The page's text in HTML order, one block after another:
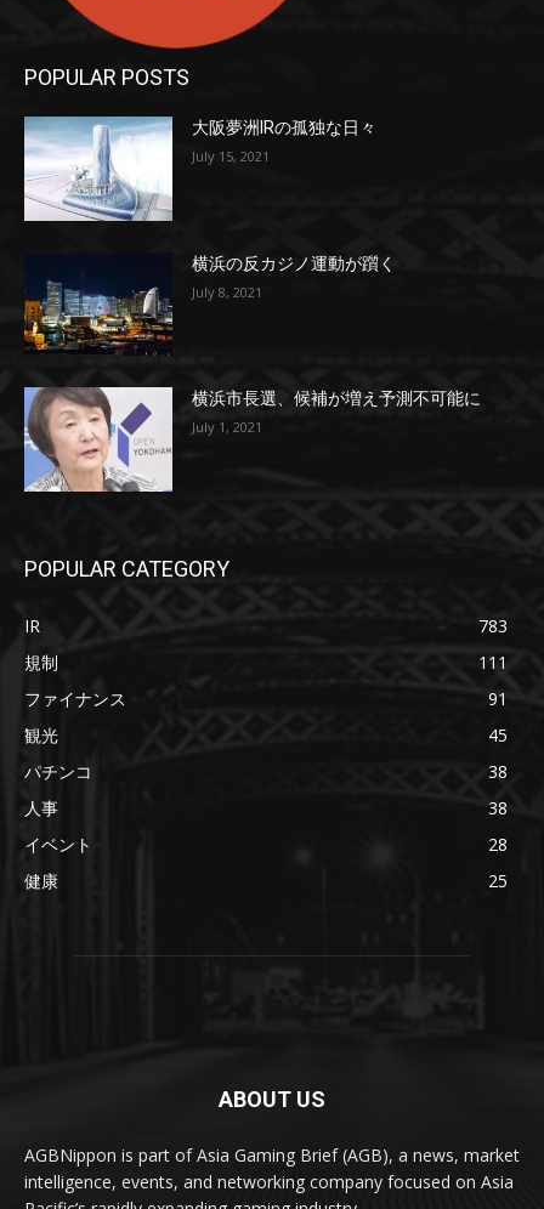
POPULAR POSTS
大阪夢洲IRの孤独な日々
July 15, 2021
横浜の反カジノ運動が躓く
July 8, 2021
横浜市長選、候補が増え予測不可能に
July 1, 2021
POPULAR CATEGORY
IR
783
規制
111
ファイナンス
91
観光
45
パチンコ
38
人事
38
イベント
28
健康
25
ABOUT US
AGBNippon is part of Asia Gaming Brief (AGB), a news, market
intelligence, events, and networking company focused on Asia